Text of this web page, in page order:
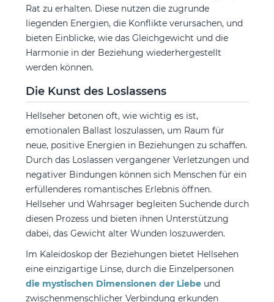
Rat zu erhalten. Diese nutzen die zugrunde
liegenden Energien, die Konflikte verursachen, und
bieten Einblicke, wie das Gleichgewicht und die
Harmonie in der Beziehung wiederhergestellt
werden können.
Die Kunst des Loslassens
Hellseher betonen oft, wie wichtig es ist,
emotionalen Ballast loszulassen, um Raum für
neue, positive Energien in Beziehungen zu schaffen.
Durch das Loslassen vergangener Verletzungen und
negativer Bindungen können sich Menschen für ein
erfüllenderes romantisches Erlebnis öffnen.
Hellseher und Wahrsager begleiten Suchende durch
diesen Prozess und bieten ihnen Unterstützung
dabei, das Gewicht alter Wunden loszuwerden.
Im Kaleidoskop der Beziehungen bietet Hellsehen
eine einzigartige Linse, durch die Einzelpersonen
die mystischen Dimensionen der Liebeund
zwischenmenschlicher Verbindung erkunden